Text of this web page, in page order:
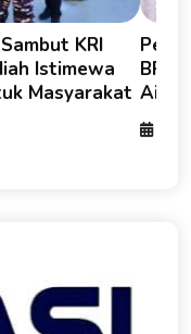
KRI
Istimewa
Masyarakat Air